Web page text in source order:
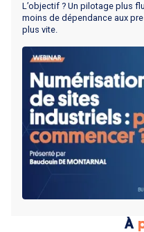
L’objectif ? Un pilotage plus
moins de dépendance aux
plus vite.
À